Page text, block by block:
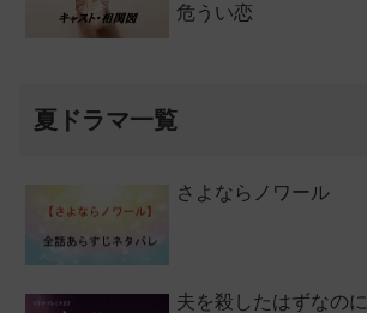
危うい恋
夏ドラマ一覧
さよならノワール
夫を殺したはずなのに